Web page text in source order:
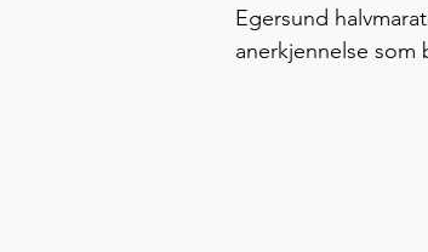
Egersund
anerkjennelse